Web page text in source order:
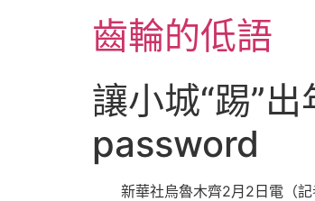
齒輪的低語
讓小城“踢”
password
新華社烏魯木齊2月2日電（